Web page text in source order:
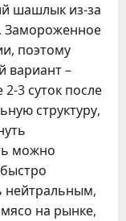
шашлык из-за
Замороженное
поэтому
вариант –
3 суток после
структуру,
можно
нейтральным,
на рынке,